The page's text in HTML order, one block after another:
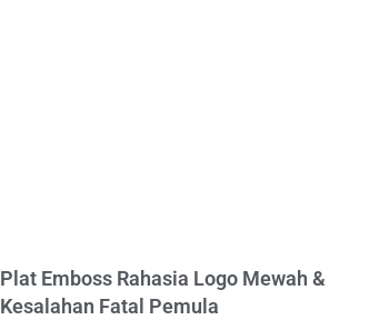
Plat Emboss Rahasia Logo Mewah &
Kesalahan Fatal Pemula